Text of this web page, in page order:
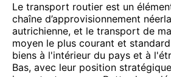
Le transport routier est un
chaîne d’approvisionnement
autrichienne, et le transport de
moyen le plus courant et
biens à l'intérieur du pays et à
Bas, avec leur position